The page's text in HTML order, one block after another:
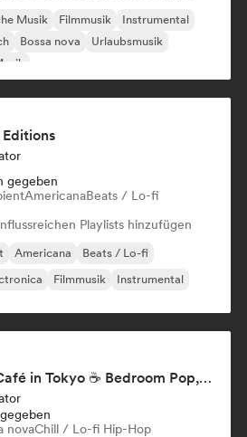
Musik Filmmusik
Instrumental
Bossa nova
Urlaubsmusik
gegeben
AmericanaBeats / Lo-fi
Playlists hinzufügen
Americana
Beats / Lo-fi
Filmmusik Instrumental
Morning Café in Tokyo ☕ Bedroom Pop, Indie & Dream Pop
novaChill / Lo-fi Hip-Hop